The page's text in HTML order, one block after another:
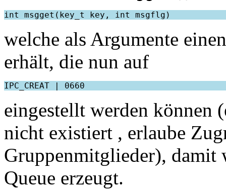
welche als Argumente
erhält, die nun auf
eingestellt werden können
nicht existiert , erlaube
Gruppenmitglieder),
Queue erzeugt.